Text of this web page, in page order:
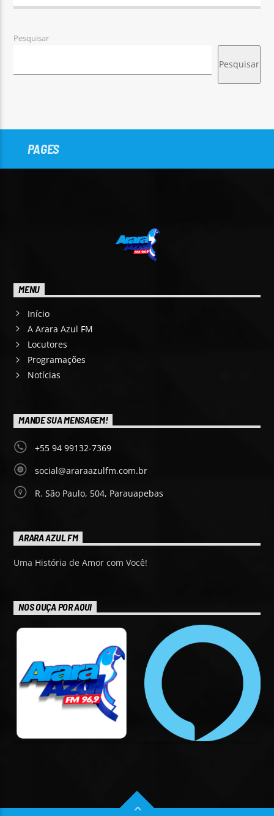
Pesquisar
Pesquisar
PAGES
MENU
Início
A Arara Azul FM
Locutores
Programações
Notícias
MANDE SUA MENSAGEM!
+55 94 99132-7369
social@araraazulfm.com.br
R. São Paulo, 504, Parauapebas
ARARA AZUL FM
Uma História de Amor com Você!
NOS OUÇA POR AQUI